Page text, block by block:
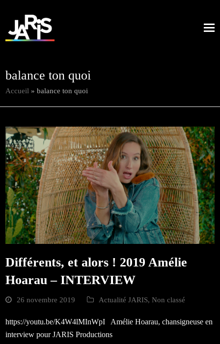
balance ton quoi
Accueil »balance ton quoi
Différents, et alors ! 2019 Amélie
Hoarau – INTERVIEW
26 novembre 2019 Actualité JARIS,Non classé
https://youtu.be/K4W4lMInWpI Amélie Hoarau, chansigneuse en
interview pour JARIS Productions